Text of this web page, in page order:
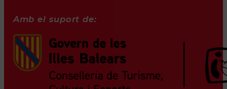
Amb el suport de: